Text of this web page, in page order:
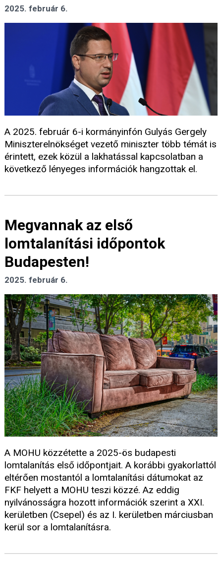
2025. február 6.
A 2025. február 6-i kormányinfón Gulyás Gergely
Miniszterelnökséget vezető miniszter több témát is
érintett, ezek közül a lakhatással kapcsolatban a
következő lényeges információk hangzottak el.
Megvannak az első
lomtalanítási időpontok
Budapesten!
2025. február 6.
A MOHU közzétette a 2025-ös budapesti
lomtalanítás első időpontjait. A korábbi gyakorlattól
eltérően mostantól a lomtalanítási dátumokat az
FKF helyett a MOHU teszi közzé. Az eddig
nyilvánosságra hozott információk szerint a XXI.
kerületben (Csepel) és az I. kerületben márciusban
kerül sor a lomtalanításra.